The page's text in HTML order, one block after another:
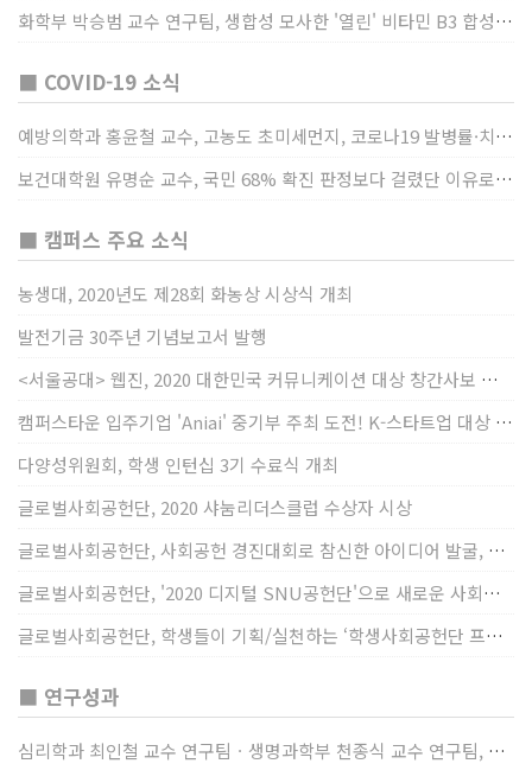
화학부 박승범 교수 연구팀, 생합성 모사한 '열린' 비타민 B3 합성법 개발
■ COVID-19 소식
예방의학과 홍윤철 교수, 고농도 초미세먼지, 코로나19 발병률·치명률 높인다
보건대학원 유명순 교수, 국민 68% 확진 판정보다 걸렸단 이유로 비난받는 걸 더 두려해
■ 캠퍼스 주요 소식
농생대, 2020년도 제28회 화농상 시상식 개최
발전기금 30주년 기념보고서 발행
<서울공대> 웹진, 2020 대한민국 커뮤니케이션 대상 창간사보 부문 최우수상 선정
캠퍼스타운 입주기업 'Aniai' 중기부 주최 도전! K-스타트업 대상 수상
다양성위원회, 학생 인턴십 3기 수료식 개최
글로벌사회공헌단, 2020 샤눔리더스클럽 수상자 시상
글로벌사회공헌단, 사회공헌 경진대회로 참신한 아이디어 발굴, 지원
글로벌사회공헌단, '2020 디지털 SNU공헌단'으로 새로운 사회공헌에 도전
글로벌사회공헌단, 학생들이 기획/실천하는 ‘학생사회공헌단 프로젝트’ 진행
■ 연구성과
심리학과 최인철 교수 연구팀ㆍ생명과학부 천종식 교수 연구팀, 장내 마이크로바이옴과 정서적 웰빙간 관계 규명